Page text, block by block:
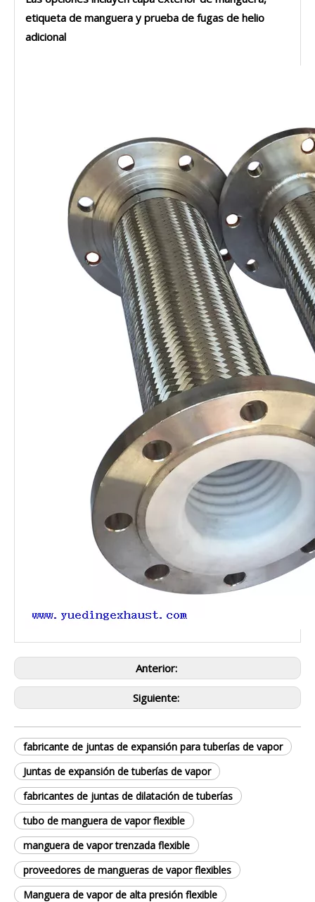
etiqueta de manguera y prueba de fugas de helio
adicional
Anterior:
Siguiente:
fabricante de juntas de expansión para tuberías de vapor
Juntas de expansión de tuberías de vapor
fabricantes de juntas de dilatación de tuberías
tubo de manguera de vapor flexible
manguera de vapor trenzada flexible
proveedores de mangueras de vapor flexibles
Manguera de vapor de alta presión flexible